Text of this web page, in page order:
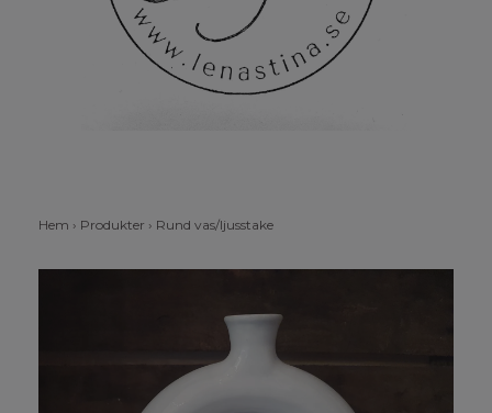
Hem › Produkter › Rund vas/ljusstake